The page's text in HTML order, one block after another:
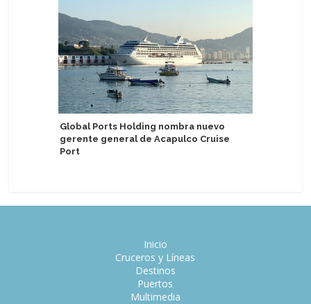
Global Ports Holding nombra nuevo
gerente general de Acapulco Cruise
Port
Inicio
Cruceros y Líneas
Destinos
Puertos
Multimedia